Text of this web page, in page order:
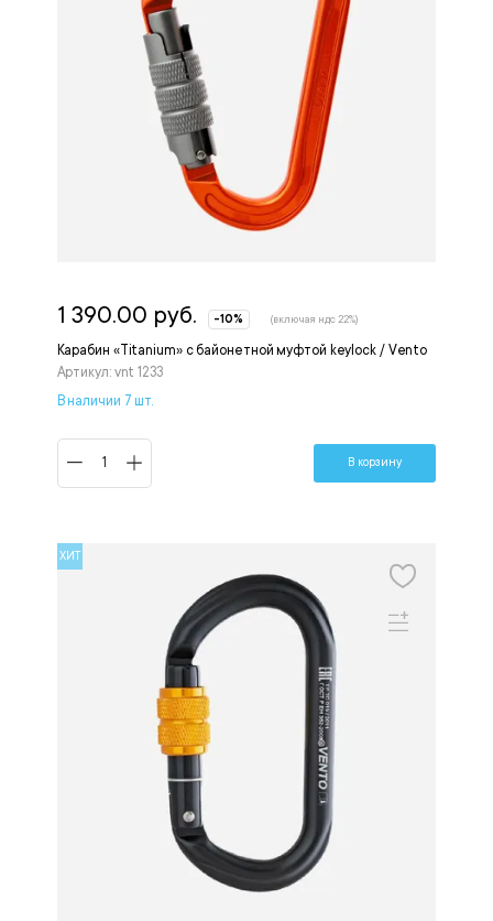
Карабин «Titanium» с байонетной муфтой keylock / Vento
Артикул: vnt 1233
1 390.00 руб. -10% (включая ндс 22%)
В наличии 7 шт.
В корзину
ХИТ